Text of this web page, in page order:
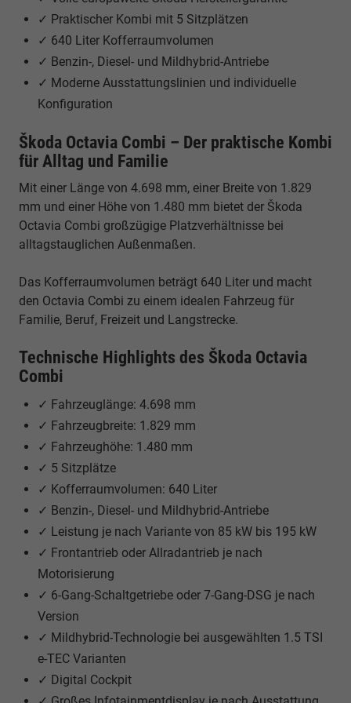
✓ Praktischer Kombi mit 5 Sitzplätzen
✓ 640 Liter Kofferraumvolumen
✓ Benzin-, Diesel- und Mildhybrid-Antriebe
✓ Moderne Ausstattungslinien und individuelle
Konfiguration
Škoda Octavia Combi – Der praktische Kombi
für Alltag und Familie
Mit einer Länge von 4.698 mm, einer Breite von 1.829
mm und einer Höhe von 1.480 mm bietet der Škoda
Octavia Combi großzügige Platzverhältnisse bei
alltagstauglichen Außenmaßen.
Das Kofferraumvolumen beträgt 640 Liter und macht
den Octavia Combi zu einem idealen Fahrzeug für
Familie, Beruf, Freizeit und Langstrecke.
Technische Highlights des Škoda Octavia
Combi
✓ Fahrzeuglänge: 4.698 mm
✓ Fahrzeugbreite: 1.829 mm
✓ Fahrzeughöhe: 1.480 mm
✓ 5 Sitzplätze
✓ Kofferraumvolumen: 640 Liter
✓ Benzin-, Diesel- und Mildhybrid-Antriebe
✓ Leistung je nach Variante von 85 kW bis 195 kW
✓ Frontantrieb oder Allradantrieb je nach
Motorisierung
✓ 6-Gang-Schaltgetriebe oder 7-Gang-DSG je nach
Version
✓ Mildhybrid-Technologie bei ausgewählten 1.5 TSI
e-TEC Varianten
✓ Digital Cockpit